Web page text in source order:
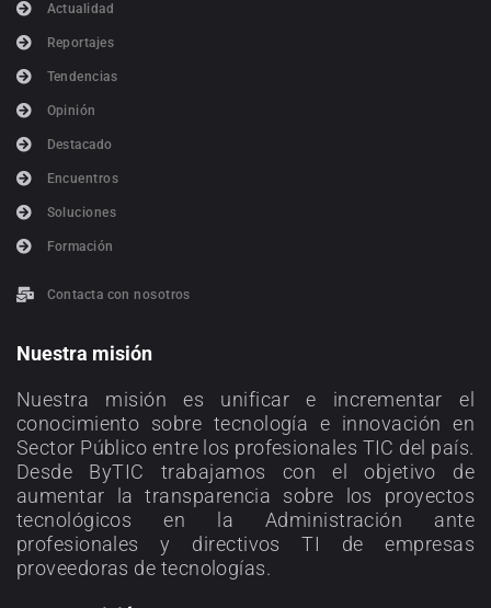
Actualidad
Reportajes
Tendencias
Opinión
Destacado
Encuentros
Soluciones
Formación
Contacta con nosotros
Nuestra misión
Nuestra misión es unificar e incrementar el
conocimiento sobre tecnología e innovación en
Sector Público entre los profesionales TIC del país.
Desde ByTIC trabajamos con el objetivo de
aumentar la transparencia sobre los proyectos
tecnológicos en la Administración ante
profesionales y directivos TI de empresas
proveedoras de tecnologías.